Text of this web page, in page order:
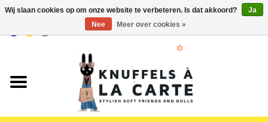
USD
Wij slaan cookies op om onze website te verbeteren. Is dat akkoord?
Ja
Nee
Meer over cookies »